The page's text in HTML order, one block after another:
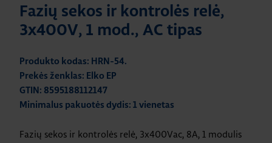
Fazių sekos ir kontrolės relė,
3x400V, 1 mod., AC tipas
Produkto kodas: HRN-54.
Prekės ženklas: Elko EP
GTIN: 8595188112147
Minimalus pakuotės dydis: 1 vienetas
Fazių sekos ir kontrolės relė, 3x400Vac, 8A, 1 modulis